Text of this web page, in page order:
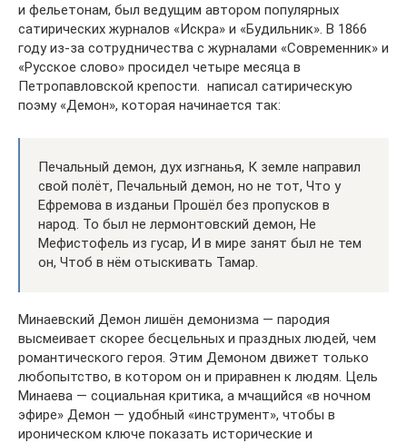
и фельетонам, был ведущим автором популярных
сатирических журналов «Искра» и «Будильник». В 1866
году из-за сотрудничества с журналами «Современник» и
«Русское слово» просидел четыре месяца в
Петропавловской крепости. ⁠ написал сатирическую
поэму «Демон», которая начинается так:
Печальный демон, дух изгнанья, К земле направил
свой полёт, Печальный демон, но не тот, Что у
Ефремова в изданьи Прошёл без пропусков в
народ. То был не лермонтовский демон, Не
Мефистофель из гусар, И в мире занят был не тем
он, Чтоб в нём отыскивать Тамар.
Минаевский Демон лишён демонизма — пародия
высмеивает скорее бесцельных и праздных людей, чем
романтического героя. Этим Демоном движет только
любопытство, в котором он и приравнен к людям. Цель
Минаева — социальная критика, а мчащийся «в ночном
эфире» Демон — удобный «инструмент», чтобы в
ироническом ключе показать исторические и